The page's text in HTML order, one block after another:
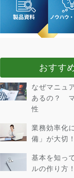
おすす
なぜマニュ
あるの？
性
業務効率化
備」が大切
基本を知っ
ルの作り方！